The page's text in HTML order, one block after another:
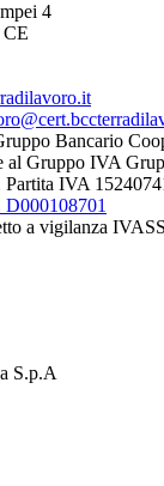
4
CE
Bancario
al Gruppo IVA
Partita IVA
D000108701
a vigilanza IVASS
S.p.A